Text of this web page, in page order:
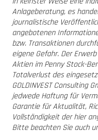
Anlageberatung, es
journalistische
angebotenen
bzw. Transaktionen
eigene Gefahr. Der
Aktien im Penny Stock-
Totalverlust des
GOLDINVEST Consulting
jedwede Haftung für
Garantie für Aktualität,
Vollständigkeit der hier
Bitte beachten Sie auch